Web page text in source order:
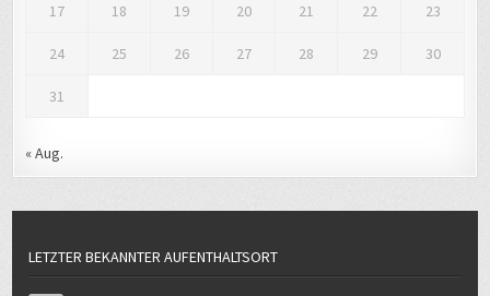
17 18 19 20 21 22 23
24 25 26 27 28 29 30
31
« Aug.
LETZTER BEKANNTER AUFENTHALTSORT